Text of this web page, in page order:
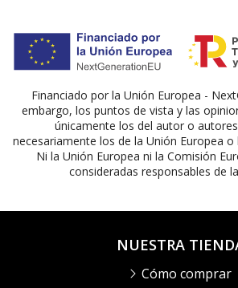
Financiado por la Unión Europea -
embargo, los puntos de vista y las
únicamente los del autor o
necesariamente los de la Unión Europea o
Ni la Unión Europea ni la Comisión
consideradas responsables de
NUESTRA
Cómo comprar